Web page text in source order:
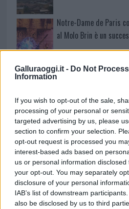
Galluraoggi.it - Do Not
Information
If you wish to opt-out of the sale,
processing of your personal or
targeted advertising by us, please
section to confirm your selection.
opt-out request is processed you
interest-based ads based on
us or personal information
your opt-out. You may separately
disclosure of your personal
IAB’s list of downstream
also be disclosed by us to third
Notre-Dame de Paris
al Molo Brin è un
Strada Sassari-Olbia,
conducente
Eventi in Gallura, da
gallurese: gli
Lettini e arredi abusivi
sequestri a Olbia e
È morto Francesco
tenne lontano dalla